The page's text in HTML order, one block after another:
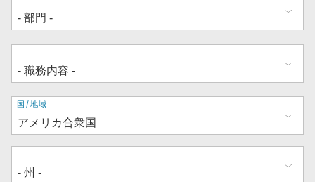
住
所
国/地域